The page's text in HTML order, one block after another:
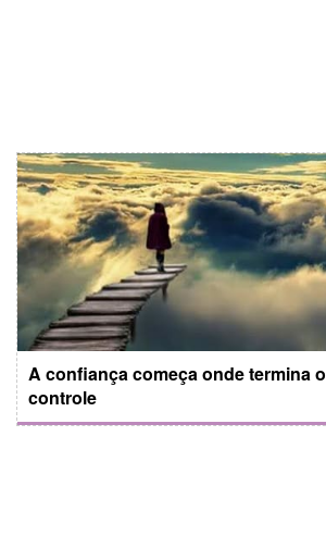
A confiança começa onde termina o
controle